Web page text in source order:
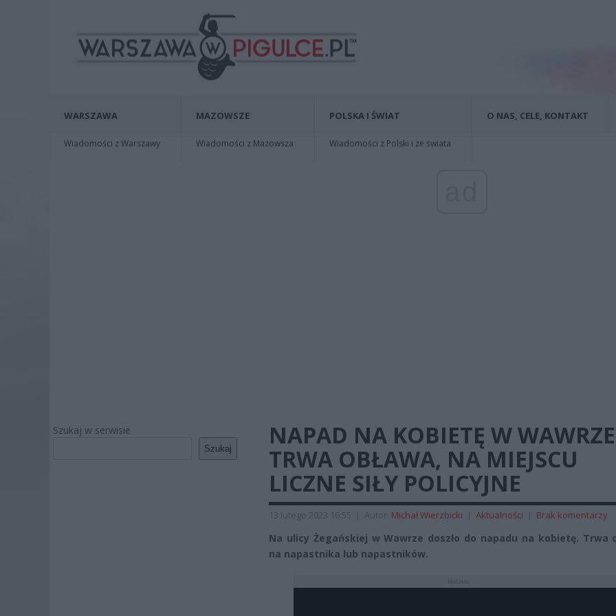
WARSZAWA
Wiadomości z Warszawy
MAZOWSZE
Wiadomości z Mazowsza
POLSKA I ŚWIAT
Wiadomości z Polski i ze świata
O NAS, CELE, KONTAKT
Szukaj w serwisie
Szukaj
NAPAD NA KOBIETĘ W
TRWA OBŁAWA, NA MIEJSCU
LICZNE SIŁY POLICYJNE
13 lutego 2023 16:55 | Autor: Michał Wierzbicki | Aktualności | Brak komentarzy
Na ulicy Żegańskiej w Wawrze doszło do napadu na kobietę. Trwa
na napastnika lub napastników.